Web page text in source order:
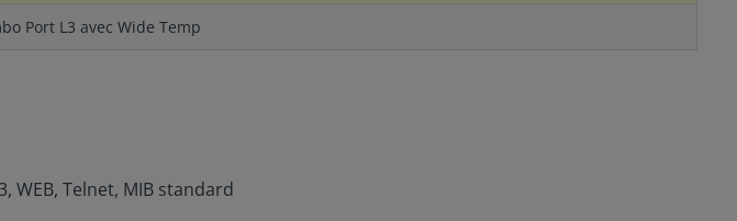
Port L3 avec Wide Temp
WEB, Telnet, MIB standard